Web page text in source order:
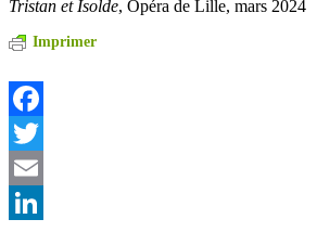
Tristan et Isolde, Opéra de Lille, mars 2024
Imprimer
Facebook
Twitter
Email